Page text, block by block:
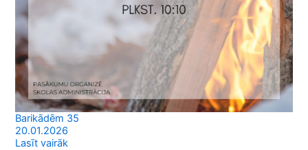
Barikādēm 35
20.01.2026
Lasīt vairāk